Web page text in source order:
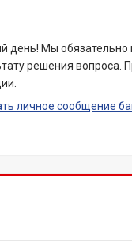
день! Мы
решения вопроса.
личное сообщение